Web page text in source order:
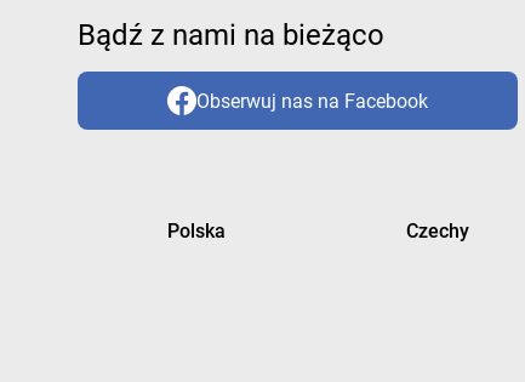
Bądź z nami na bieżąco
Obserwuj nas na Facebook
Polska Czechy